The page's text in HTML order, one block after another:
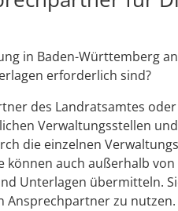
in Baden-Württemberg
erforderlich sind?
des Landratsamtes
Verwaltungsstellen
die einzelnen
können auch außerhalb
Unterlagen übermitteln.
Ansprechpartner zu nutzen.